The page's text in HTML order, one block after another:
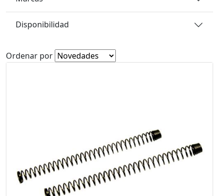
Disponibilidad
Ordenar por